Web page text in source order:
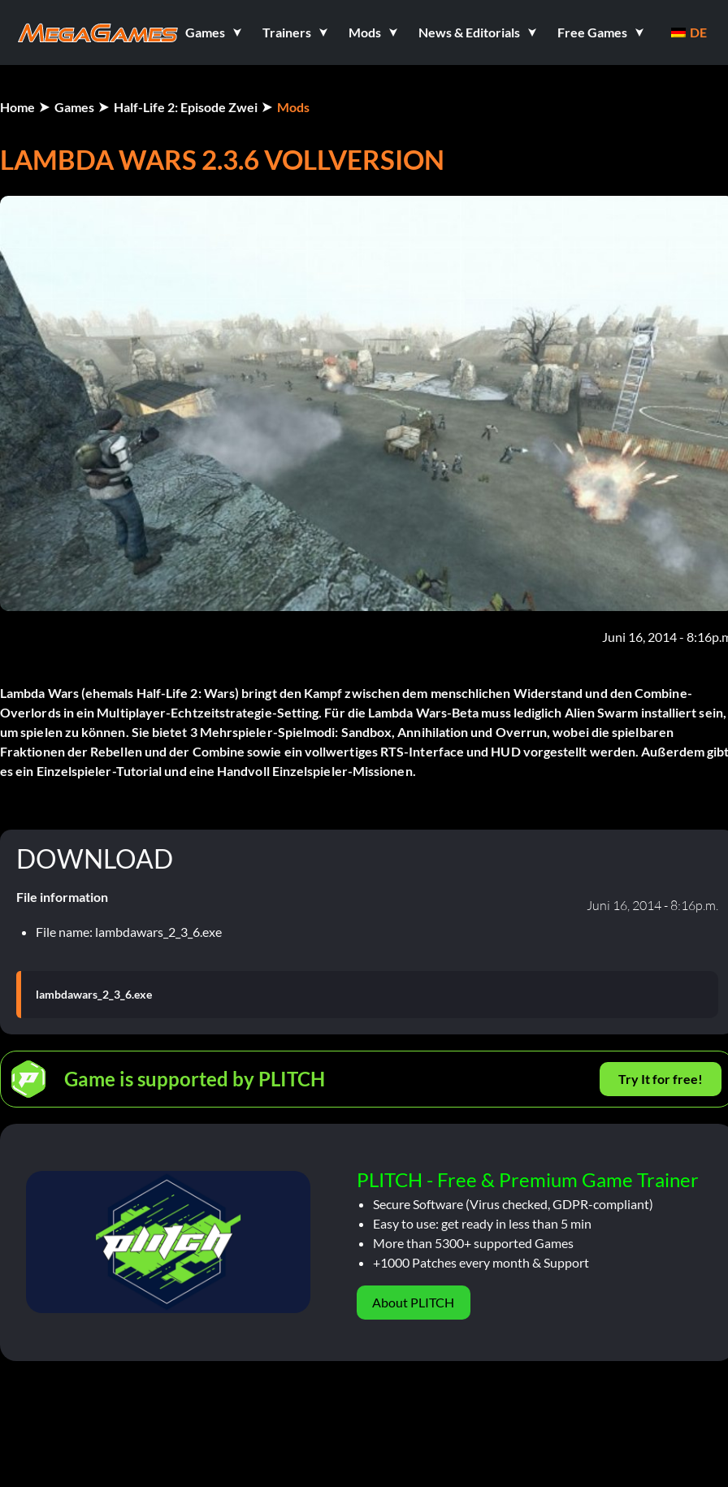
Games Trainers Mods News & Editorials Free Games DE
Home Games Half-Life 2: Episode Zwei Mods
LAMBDA WARS 2.3.6 VOLLVERSION
Juni 16, 2014 -
Lambda Wars (ehemals Half-Life 2: Wars) bringt den Kampf zwischen dem menschlichen Widerstand und den Combine-
Overlords in ein Multiplayer-Echtzeitstrategie-Setting. Für die Lambda Wars-Beta muss lediglich Alien Swarm installiert sein,
um spielen zu können. Sie bietet 3 Mehrspieler-Spielmodi: Sandbox, Annihilation und Overrun, wobei die spielbaren
Fraktionen der Rebellen und der Combine sowie ein vollwertiges RTS-Interface und HUD vorgestellt werden. Außerdem
es ein Einzelspieler-Tutorial und eine Handvoll Einzelspieler-Missionen.
DOWNLOAD
File information
Juni 16, 2014 - 8:16p.m.
File name: lambdawars_2_3_6.exe
lambdawars_2_3_6.exe
Game is supported by PLITCH Try It for free!
PLITCH - Free & Premium Game Trainer
Secure Software (Virus checked, GDPR-compliant)
Easy to use: get ready in less than 5 min
More than 5300+ supported Games
+1000 Patches every month & Support
About PLITCH